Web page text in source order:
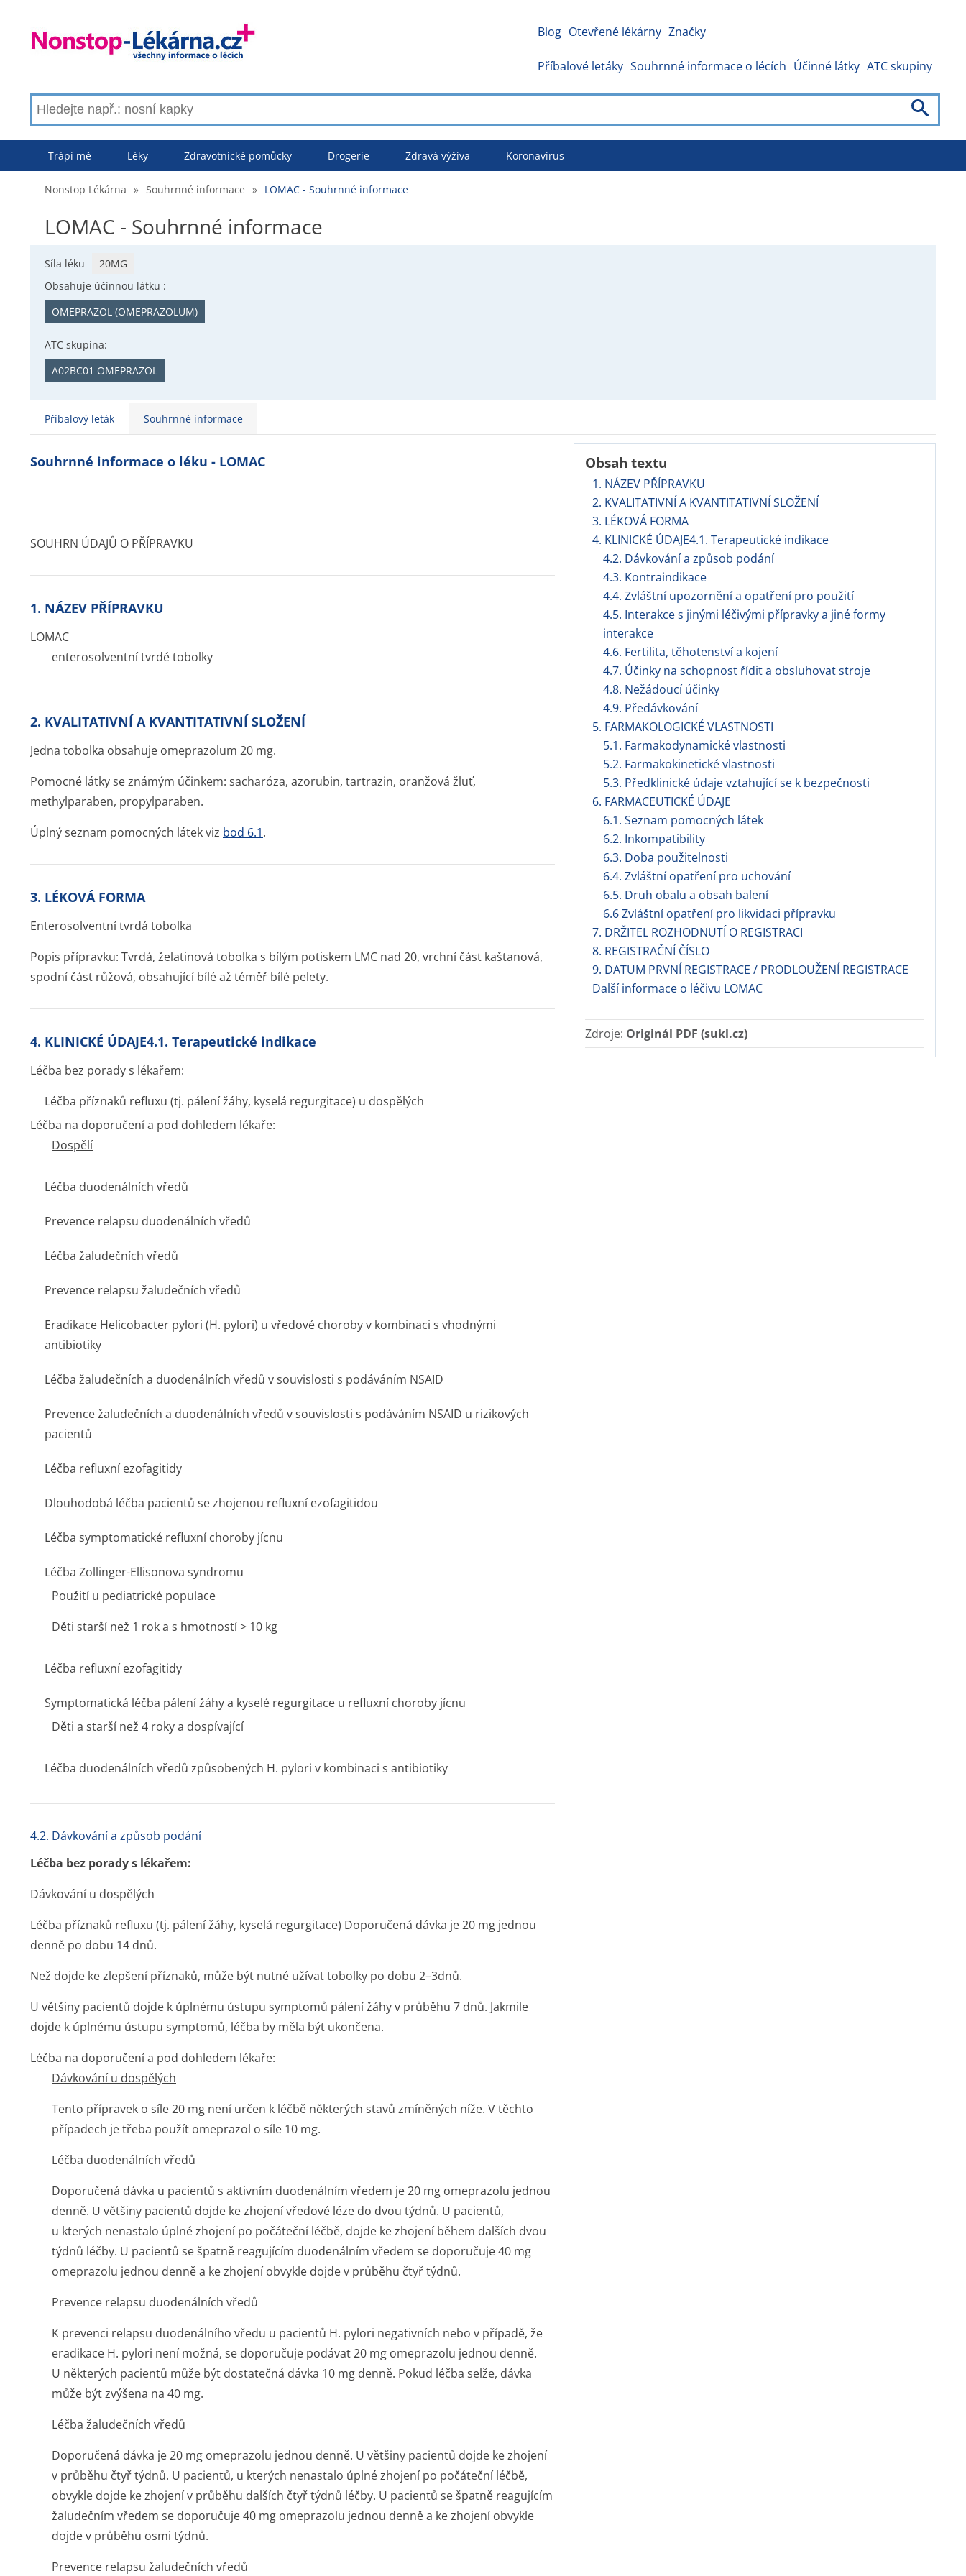
Blog Otevřené lékárny Značky
Příbalové letáky Souhrnné informace o lécích Účinné látky ATC skupiny
Trápí mě Léky Zdravotnické pomůcky Drogerie Zdravá výživa Koronavirus
Nonstop Lékárna » Souhrnné informace » LOMAC - Souhrnné informace
LOMAC - Souhrnné informace
Síla léku
20MG
Obsahuje účinnou látku :
OMEPRAZOL (OMEPRAZOLUM)
ATC skupina:
A02BC01 OMEPRAZOL
Příbalový leták Souhrnné informace
Obsah textu
1. NÁZEV PŘÍPRAVKU
2. KVALITATIVNÍ A KVANTITATIVNÍ SLOŽENÍ
3. LÉKOVÁ FORMA
4. KLINICKÉ ÚDAJE4.1. Terapeutické indikace
4.2. Dávkování a způsob podání
4.3. Kontraindikace
4.4. Zvláštní upozornění a opatření pro použití
4.5. Interakce s jinými léčivými přípravky a jiné formy
interakce
4.6. Fertilita, těhotenství a kojení
4.7. Účinky na schopnost řídit a obsluhovat stroje
4.8. Nežádoucí účinky
4.9. Předávkování
5. FARMAKOLOGICKÉ VLASTNOSTI
5.1. Farmakodynamické vlastnosti
5.2. Farmakokinetické vlastnosti
5.3. Předklinické údaje vztahující se k bezpečnosti
6. FARMACEUTICKÉ ÚDAJE
6.1. Seznam pomocných látek
6.2. Inkompatibility
6.3. Doba použitelnosti
6.4. Zvláštní opatření pro uchování
6.5. Druh obalu a obsah balení
6.6 Zvláštní opatření pro likvidaci přípravku
7. DRŽITEL ROZHODNUTÍ O REGISTRACI
8. REGISTRAČNÍ ČÍSLO
9. DATUM PRVNÍ REGISTRACE / PRODLOUŽENÍ REGISTRACE
Další informace o léčivu LOMAC
Zdroje: Originál PDF (sukl.cz)
Souhrnné informace o léku - LOMAC
SOUHRN ÚDAJŮ O PŘÍPRAVKU
1. NÁZEV PŘÍPRAVKU
LOMAC
enterosolventní tvrdé tobolky
2. KVALITATIVNÍ A KVANTITATIVNÍ SLOŽENÍ
Jedna tobolka obsahuje omeprazolum 20 mg.
Pomocné látky se známým účinkem: sacharóza, azorubin, tartrazin, oranžová žluť,
methylparaben, propylparaben.
Úplný seznam pomocných látek viz bod 6.1.
3. LÉKOVÁ FORMA
Enterosolventní tvrdá tobolka
Popis přípravku: Tvrdá, želatinová tobolka s bílým potiskem LMC nad 20, vrchní část kaštanová,
spodní část růžová, obsahující bílé až téměř bílé pelety.
4. KLINICKÉ ÚDAJE4.1. Terapeutické indikace
Léčba bez porady s lékařem:
Léčba příznaků refluxu (tj. pálení žáhy, kyselá regurgitace) u dospělých
Léčba na doporučení a pod dohledem lékaře:
Dospělí
Léčba duodenálních vředů
Prevence relapsu duodenálních vředů
Léčba žaludečních vředů
Prevence relapsu žaludečních vředů
Eradikace Helicobacter pylori (H. pylori) u vředové choroby v kombinaci s vhodnými
antibiotiky
Léčba žaludečních a duodenálních vředů v souvislosti s podáváním NSAID
Prevence žaludečních a duodenálních vředů v souvislosti s podáváním NSAID u rizikových
pacientů
Léčba refluxní ezofagitidy
Dlouhodobá léčba pacientů se zhojenou refluxní ezofagitidou
Léčba symptomatické refluxní choroby jícnu
Léčba Zollinger-Ellisonova syndromu
Použití u pediatrické populace
Děti starší než 1 rok a s hmotností > 10 kg
Léčba refluxní ezofagitidy
Symptomatická léčba pálení žáhy a kyselé regurgitace u refluxní choroby jícnu
Děti a starší než 4 roky a dospívající
Léčba duodenálních vředů způsobených H. pylori v kombinaci s antibiotiky
4.2. Dávkování a způsob podání
Léčba bez porady s lékařem:
Dávkování u dospělých
Léčba příznaků refluxu (tj. pálení žáhy, kyselá regurgitace) Doporučená dávka je 20 mg jednou
denně po dobu 14 dnů.
Než dojde ke zlepšení příznaků, může být nutné užívat tobolky po dobu 2–3dnů.
U většiny pacientů dojde k úplnému ústupu symptomů pálení žáhy v průběhu 7 dnů. Jakmile
dojde k úplnému ústupu symptomů, léčba by měla být ukončena.
Léčba na doporučení a pod dohledem lékaře:
Dávkování u dospělých
Tento přípravek o síle 20 mg není určen k léčbě některých stavů zmíněných níže. V těchto
případech je třeba použít omeprazol o síle 10 mg.
Léčba duodenálních vředů
Doporučená dávka u pacientů s aktivním duodenálním vředem je 20 mg omeprazolu jednou
denně. U většiny pacientů dojde ke zhojení vředové léze do dvou týdnů. U pacientů,
u kterých nenastalo úplné zhojení po počáteční léčbě, dojde ke zhojení během dalších dvou
týdnů léčby. U pacientů se špatně reagujícím duodenálním vředem se doporučuje 40 mg
omeprazolu jednou denně a ke zhojení obvykle dojde v průběhu čtyř týdnů.
Prevence relapsu duodenálních vředů
K prevenci relapsu duodenálního vředu u pacientů H. pylori negativních nebo v případě, že
eradikace H. pylori není možná, se doporučuje podávat 20 mg omeprazolu jednou denně.
U některých pacientů může být dostatečná dávka 10 mg denně. Pokud léčba selže, dávka
může být zvýšena na 40 mg.
Léčba žaludečních vředů
Doporučená dávka je 20 mg omeprazolu jednou denně. U většiny pacientů dojde ke zhojení
v průběhu čtyř týdnů. U pacientů, u kterých nenastalo úplné zhojení po počáteční léčbě,
obvykle dojde ke zhojení v průběhu dalších čtyř týdnů léčby. U pacientů se špatně reagujícím
žaludečním vředem se doporučuje 40 mg omeprazolu jednou denně a ke zhojení obvykle
dojde v průběhu osmi týdnů.
Prevence relapsu žaludečních vředů